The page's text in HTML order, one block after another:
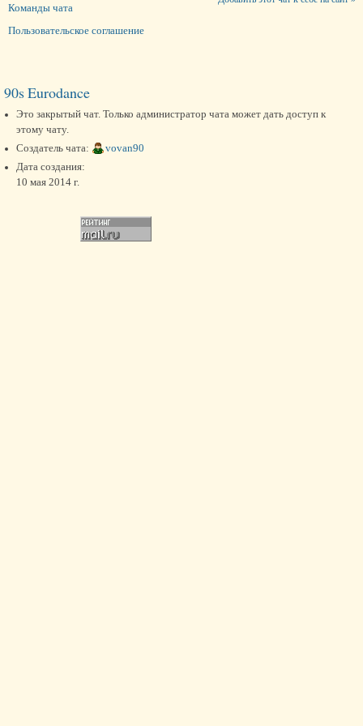
Команды чата
Пользовательское соглашение
90s Eurodance
Это закрытый чат. Только администратор чата может дать доступ к
этому чату.
Создатель чата:
vovan90
Дата создания:
10 мая 2014 г.